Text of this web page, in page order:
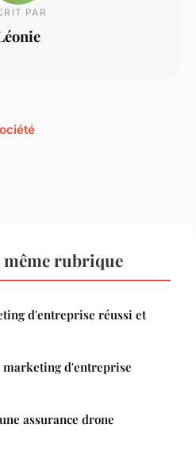
PAR
même rubrique
d'entreprise réussi et
marketing d'entreprise
assurance drone